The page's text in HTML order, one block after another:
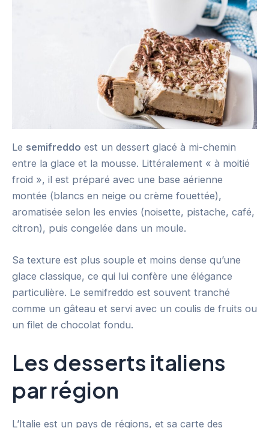
Le semifreddo est un dessert glacé à mi-chemin
entre la glace et la mousse. Littéralement « à moitié
froid », il est préparé avec une base aérienne
montée (blancs en neige ou crème fouettée),
aromatisée selon les envies (noisette, pistache, café,
citron), puis congelée dans un moule.
Sa texture est plus souple et moins dense qu’une
glace classique, ce qui lui confère une élégance
particulière. Le semifreddo est souvent tranché
comme un gâteau et servi avec un coulis de fruits ou
un filet de chocolat fondu.
Les desserts italiens
par région
L’Italie est un pays de régions, et sa carte des